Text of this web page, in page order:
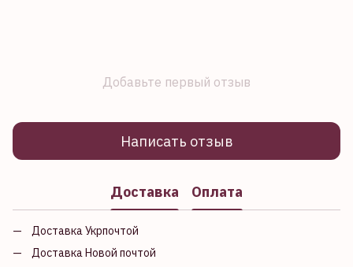
Добавьте первый отзыв
Написать отзыв
Доставка Оплата
Доставка Укрпочтой
Доставка Новой почтой